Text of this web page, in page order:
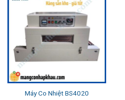
Máy Co Nhiệt BS4020